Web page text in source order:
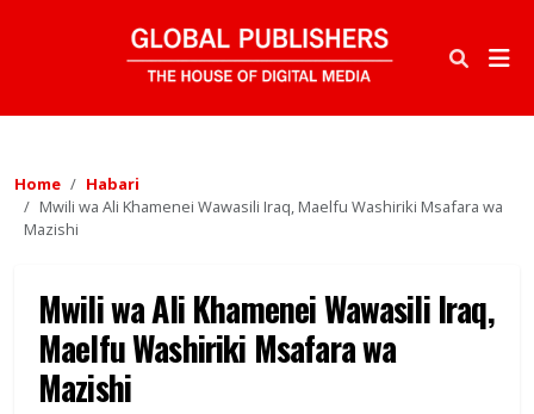
Home
Habari
Mwili wa Ali Khamenei Wawasili Iraq, Maelfu Washiriki Msafara wa
Mazishi
Mwili wa Ali Khamenei Wawasili Iraq,
Maelfu Washiriki Msafara wa
Mazishi